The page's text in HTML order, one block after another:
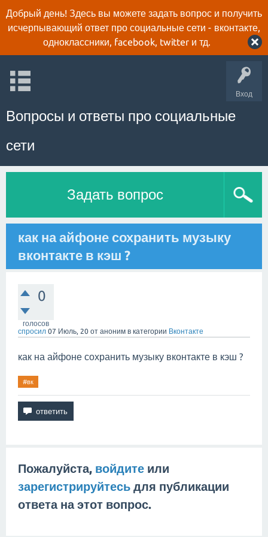
Добрый день! Здесь вы можете задать вопрос и получить
исчерпывающий ответ про социальные сети - вконтакте,
одноклассники, facebook, twitter и тд.
Вход
Вопросы и ответы про социальные
сети
Задать вопрос
как на айфоне сохранить музыку
вконтакте в кэш ?
0
голосов
спросил 07 Июль, 20 от аноним в категории Вконтакте
как на айфоне сохранить музыку вконтакте в кэш ?
#вк
Пожалуйста, войдите или
зарегистрируйтесь для публикации
ответа на этот вопрос.